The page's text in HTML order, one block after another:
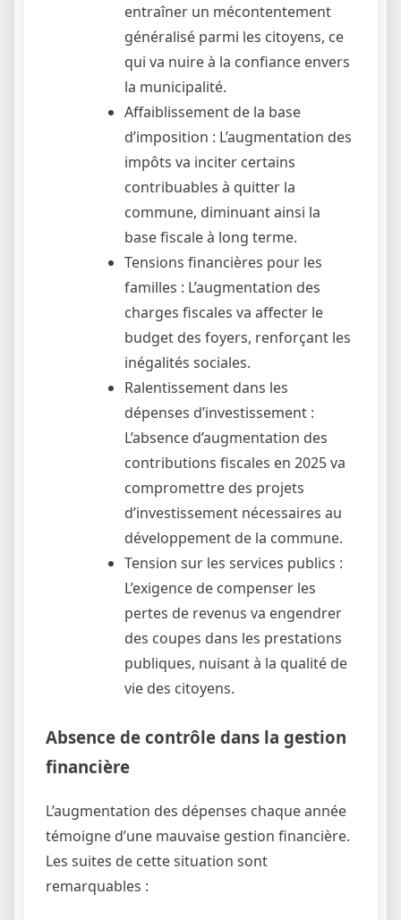
entraîner un mécontentement
généralisé parmi les citoyens, ce
qui va nuire à la confiance envers
la municipalité.
Affaiblissement de la base
d’imposition : L’augmentation des
impôts va inciter certains
contribuables à quitter la
commune, diminuant ainsi la
base fiscale à long terme.
Tensions financières pour les
familles : L’augmentation des
charges fiscales va affecter le
budget des foyers, renforçant les
inégalités sociales.
Ralentissement dans les
dépenses d’investissement :
L’absence d’augmentation des
contributions fiscales en 2025 va
compromettre des projets
d’investissement nécessaires au
développement de la commune.
Tension sur les services publics :
L’exigence de compenser les
pertes de revenus va engendrer
des coupes dans les prestations
publiques, nuisant à la qualité de
vie des citoyens.
Absence de contrôle dans la gestion
financière
L’augmentation des dépenses chaque année
témoigne d’une mauvaise gestion financière.
Les suites de cette situation sont
remarquables :